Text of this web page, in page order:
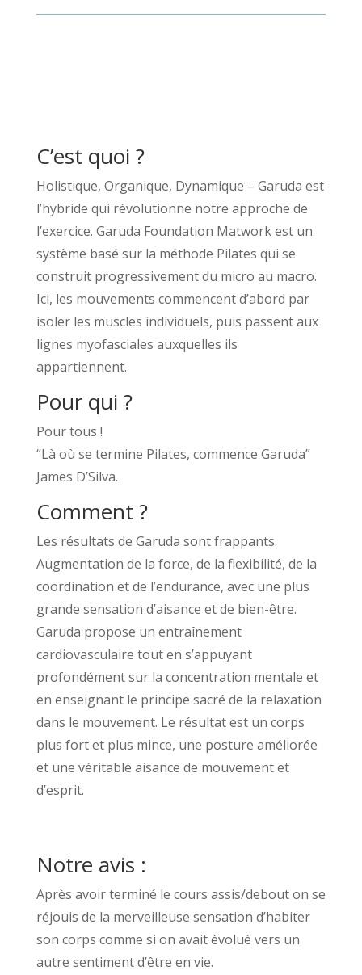
C’est quoi ?
Holistique, Organique, Dynamique – Garuda est
l’hybride qui révolutionne notre approche de
l’exercice. Garuda Foundation Matwork est un
système basé sur la méthode Pilates qui se
construit progressivement du micro au macro.
Ici, les mouvements commencent d’abord par
isoler les muscles individuels, puis passent aux
lignes myofasciales auxquelles ils
appartiennent.
Pour qui ?
Pour tous !
“Là où se termine Pilates, commence Garuda”
James D’Silva.
Comment ?
Les résultats de Garuda sont frappants.
Augmentation de la force, de la flexibilité, de la
coordination et de l’endurance, avec une plus
grande sensation d’aisance et de bien-être.
Garuda propose un entraînement
cardiovasculaire tout en s’appuyant
profondément sur la concentration mentale et
en enseignant le principe sacré de la relaxation
dans le mouvement. Le résultat est un corps
plus fort et plus mince, une posture améliorée
et une véritable aisance de mouvement et
d’esprit.
Notre avis :
Après avoir terminé le cours assis/debout on se
réjouis de la merveilleuse sensation d’habiter
son corps comme si on avait évolué vers un
autre sentiment d’être en vie.